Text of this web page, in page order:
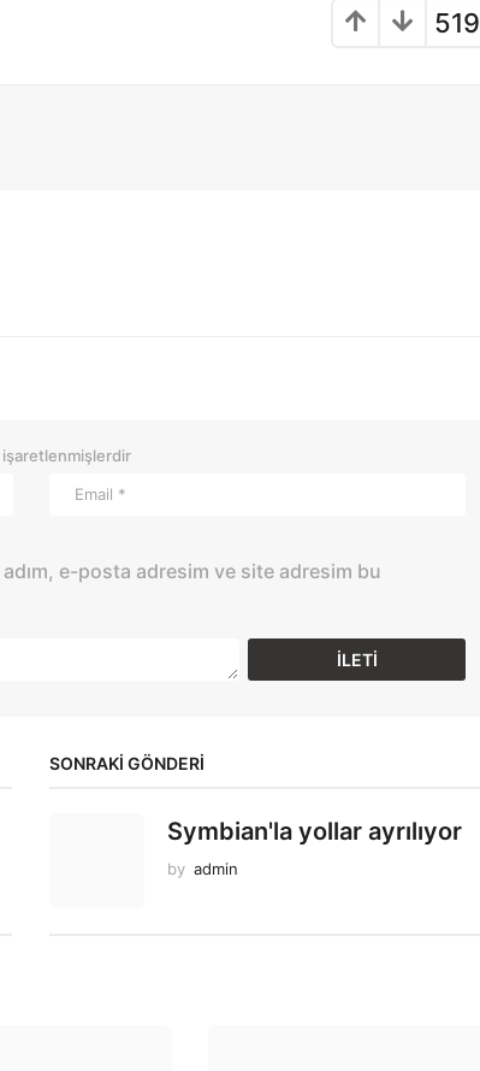
519
işaretlenmişlerdir
e-posta adresim ve site adresim bu
SONRAKİ GÖNDERİ
Symbian'la yollar ayrılıyor
by admin